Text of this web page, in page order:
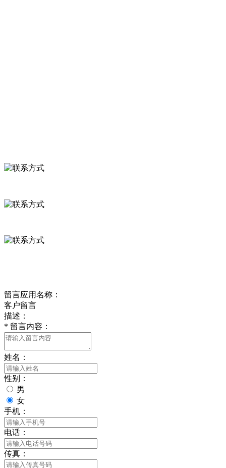
留言应用名称：
客户留言
描述：
* 留言内容：
姓名：
性别：
男
女
手机：
电话：
传真：